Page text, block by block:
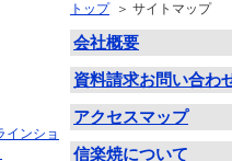
トップ ＞ サイトマップ
会社概要
資料請求お問い合わ
アクセスマップ
信楽焼について